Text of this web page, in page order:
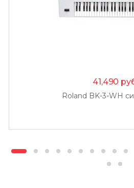
41,490
Roland BK-3-WH